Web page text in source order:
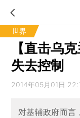
世界
【直击乌
失去控制
2014年05月01日
对基辅政府而言